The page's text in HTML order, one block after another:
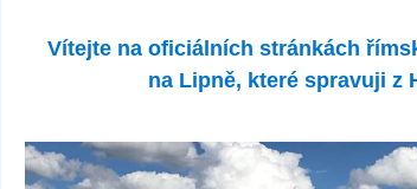
Vítejte na oficiálních stránkách
na Lipně, které spravuji z